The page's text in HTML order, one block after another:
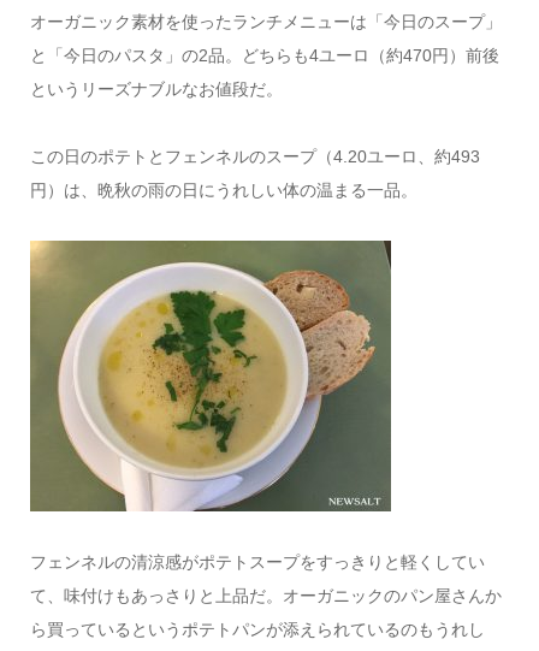
オーガニック素材を使ったランチメニューは「今日のスープ」
と「今日のパスタ」の2品。どちらも4ユーロ（約470円）前後
というリーズナブルなお値段だ。
この日のポテトとフェンネルのスープ（4.20ユーロ、約493
円）は、晩秋の雨の日にうれしい体の温まる一品。
フェンネルの清涼感がポテトスープをすっきりと軽くしてい
て、味付けもあっさりと上品だ。オーガニックのパン屋さんか
ら買っているというポテトパンが添えられているのもうれし